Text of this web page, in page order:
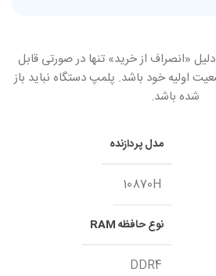
«انصراف از خرید» تنها در صورتی قابل
اولیه خود باشد. پلمپ دستگاه نباید باز
شده باشد.
مدل پردازنده
10870H
نوع حافظه RAM
DDR4